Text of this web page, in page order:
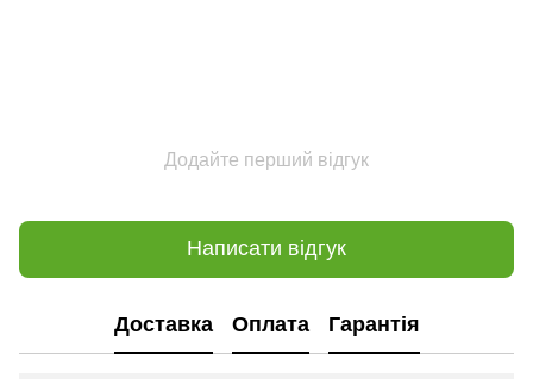
Додайте перший відгук
Написати відгук
Доставка Оплата Гарантія